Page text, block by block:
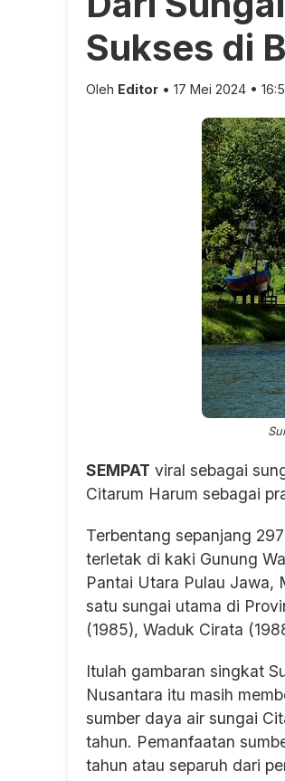
Sukses di
Oleh Editor • 17 Mei 2024 •
SEMPAT viral sebagai
Citarum Harum sebagai
Terbentang sepanjang
terletak di kaki Gunung
Pantai Utara Pulau Jawa,
satu sungai utama di
(1985), Waduk Cirata
Itulah gambaran singkat
Nusantara itu masih
sumber daya air sungai
tahun. Pemanfaatan
tahun atau separuh dari